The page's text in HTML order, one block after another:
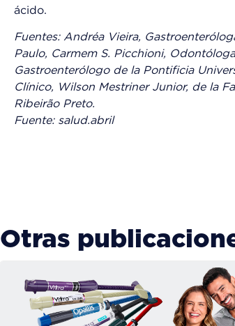
ácido.
Fuentes: Andréa Vieira,
Paulo, Carmem S. Picchioni,
Gastroenterólogo de la Pontificia
Clínico, Wilson Mestriner Junior, de la
Ribeirão Preto.
Fuente: salud.abril
Otras